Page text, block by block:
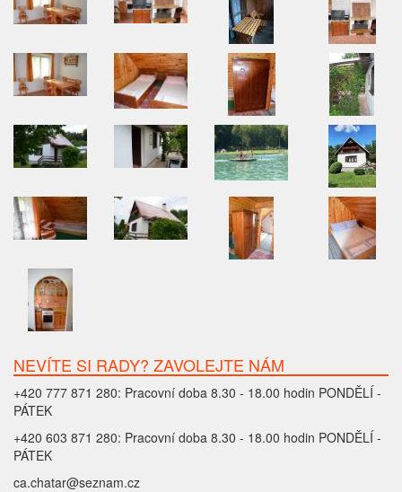
NEVÍTE SI RADY? ZAVOLEJTE NÁM
+420 777 871 280: Pracovní doba 8.30 - 18.00 hodin PONDĚLÍ -
PÁTEK
+420 603 871 280: Pracovní doba 8.30 - 18.00 hodin PONDĚLÍ -
PÁTEK
ca.chatar@seznam.cz